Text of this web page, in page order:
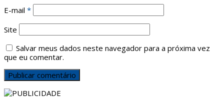
E-mail *
Site
Salvar meus dados neste navegador para a próxima vez
que eu comentar.